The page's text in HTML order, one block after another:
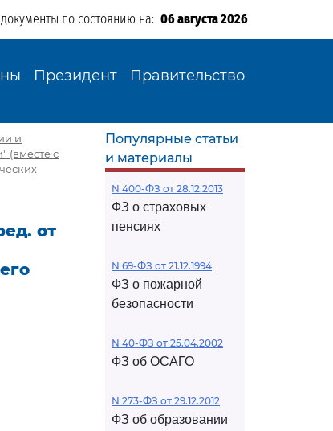
по состоянию на: 06 августа 2026
Президент Правительство
и
(вместе с
от
Популярные статьи
и материалы
N 400-ФЗ от 28.12.2013
ФЗ о страховых
пенсиях
N 69-ФЗ от 21.12.1994
ФЗ о пожарной
безопасности
N 40-ФЗ от 25.04.2002
ФЗ об ОСАГО
N 273-ФЗ от 29.12.2012
ФЗ об образовании